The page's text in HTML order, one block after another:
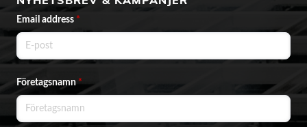
Email address *
Företagsnamn*